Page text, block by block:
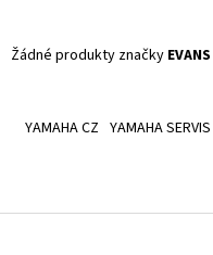
Žádné produkty značky EVANS
í
YAMAHA CZ YAMAHA SERVIS